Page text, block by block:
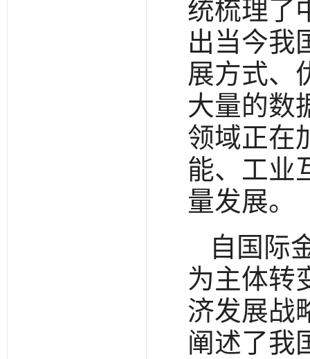
统梳理了
出当今我
展方式、
大量的数
领域正在
能、工业
量发展。
自国际
为主体转
济发展战
阐述了我